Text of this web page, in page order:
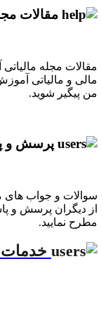
مقالات
مقالات مجله
مالی و مالیاتی
من پیگیر شوید.
پرسش و
سوالات و جواب های
از دیگران پرسش و
مطرح نمایید.
خدمات